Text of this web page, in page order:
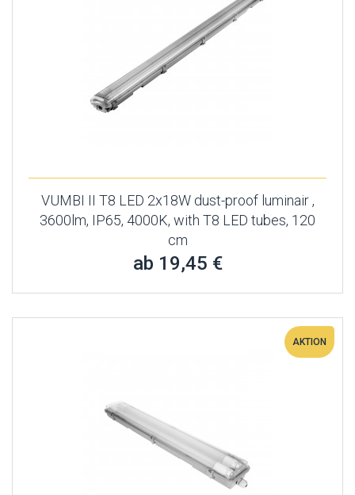
VUMBI II T8 LED 2x18W dust-proof luminair ,
3600lm, IP65, 4000K, with T8 LED tubes, 120
cm
ab 19,45 €
AKTION